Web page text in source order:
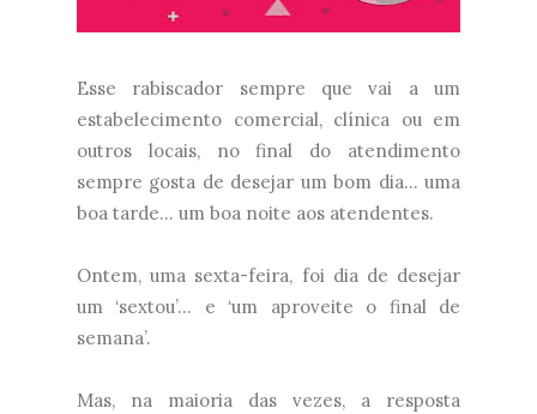
Esse rabiscador sempre que vai a um
estabelecimento comercial, clínica ou em
outros locais, no final do atendimento
sempre gosta de desejar um bom dia... uma
boa tarde... um boa noite aos atendentes.
Ontem, uma sexta-feira, foi dia de desejar
um ‘sextou’... e ‘um aproveite o final de
semana’.
Mas, na maioria das vezes, a resposta